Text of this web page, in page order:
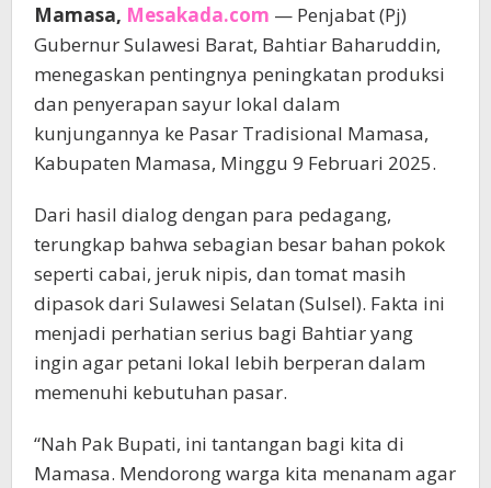
Mamasa, Mesakada.com — Penjabat (Pj)
Gubernur Sulawesi Barat, Bahtiar Baharuddin,
menegaskan pentingnya peningkatan produksi
dan penyerapan sayur lokal dalam
kunjungannya ke Pasar Tradisional Mamasa,
Kabupaten Mamasa, Minggu 9 Februari 2025.
Dari hasil dialog dengan para pedagang,
terungkap bahwa sebagian besar bahan pokok
seperti cabai, jeruk nipis, dan tomat masih
dipasok dari Sulawesi Selatan (Sulsel). Fakta ini
menjadi perhatian serius bagi Bahtiar yang
ingin agar petani lokal lebih berperan dalam
memenuhi kebutuhan pasar.
“Nah Pak Bupati, ini tantangan bagi kita di
Mamasa. Mendorong warga kita menanam agar